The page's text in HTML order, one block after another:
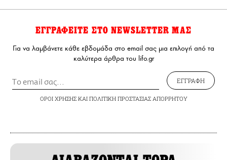
ΕΓΓΡΑΦΕΙΤΕ ΣΤΟ NEWSLETTER ΜΑΣ
Για να λαμβάνετε κάθε εβδομάδα στο email σας μια επιλογή από τα
καλύτερα άρθρα του lifo.gr
ΕΓΓΡΑΦΗ
ΟΡΟΙ ΧΡΗΣΗΣΚΑΙ ΠΟΛΙΤΙΚΗ ΠΡΟΣΤΑΣΙΑΣ ΑΠΟΡΡΗΤΟΥ